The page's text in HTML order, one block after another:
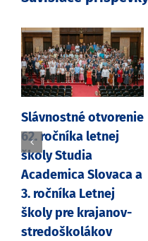
Slávnostné otvorenie
62. ročníka letnej
školy Studia
Academica Slovaca a
3. ročníka Letnej
školy pre krajanov-
stredoškolákov